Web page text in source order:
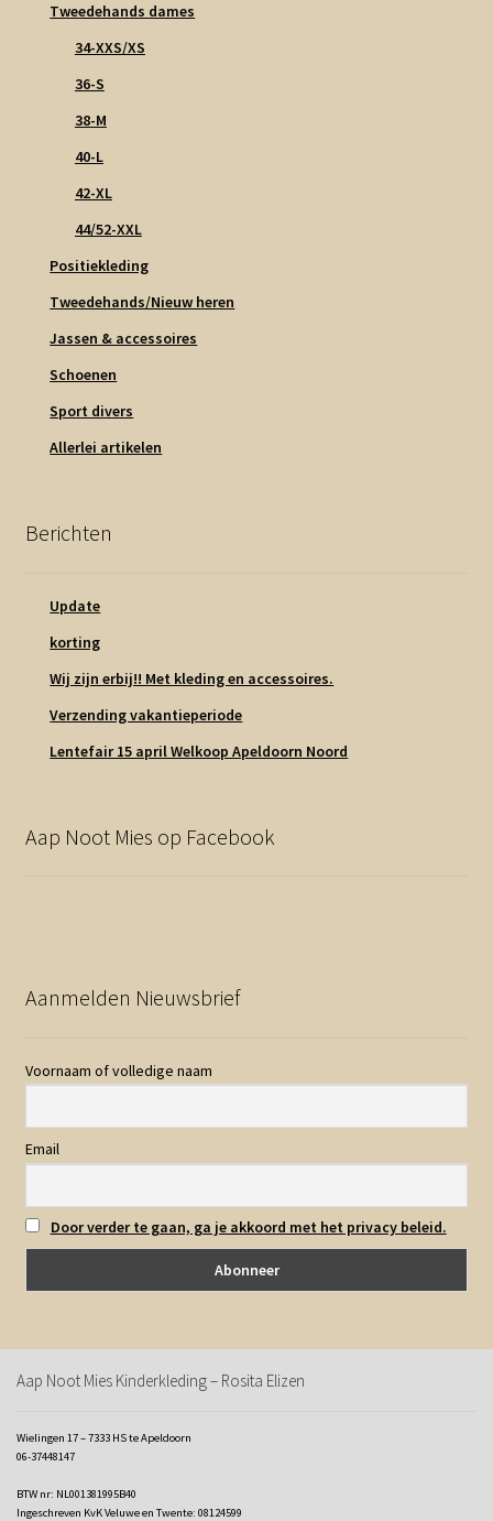
Tweedehands dames
34-XXS/XS
36-S
38-M
40-L
42-XL
44/52-XXL
Positiekleding
Tweedehands/Nieuw heren
Jassen & accessoires
Schoenen
Sport divers
Allerlei artikelen
Berichten
Update
korting
Wij zijn erbij!! Met kleding en accessoires.
Verzending vakantieperiode
Lentefair 15 april Welkoop Apeldoorn Noord
Aap Noot Mies op Facebook
Aanmelden Nieuwsbrief
Voornaam of volledige naam
Email
Door verder te gaan, ga je akkoord met het privacy beleid.
Aap Noot Mies Kinderkleding – Rosita Elizen
Wielingen 17 – 7333 HS te Apeldoorn
06-37448147
BTW nr: NL001381995B40
Ingeschreven KvK Veluwe en Twente: 08124599